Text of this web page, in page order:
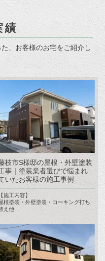
績
、お客様のお宅をご紹介し
枝市S様邸の屋根・外壁塗装
事｜塗装業者選びで悩まれ
いたお客様の施工事例
【施工内容】
根塗装・外壁塗装・コーキング打ち
え他